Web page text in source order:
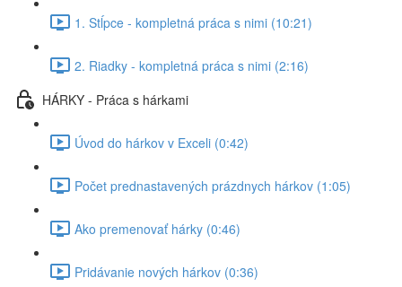
1. Stĺpce - kompletná práca s nimi (10:21)
2. Riadky - kompletná práca s nimi (2:16)
HÁRKY - Práca s hárkami
Úvod do hárkov v Exceli (0:42)
Počet prednastavených prázdnych hárkov (1:05)
Ako premenovať hárky (0:46)
Pridávanie nových hárkov (0:36)